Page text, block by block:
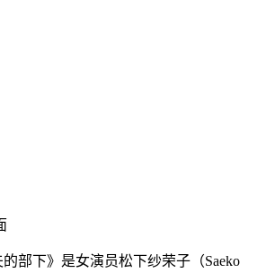
的部下》是女演员松下纱荣子（Saeko